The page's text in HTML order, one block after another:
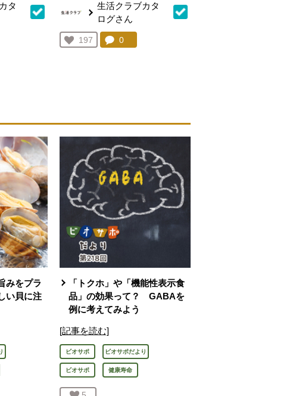
タ
：
メントを見る。
生活クラブカタ
ログさん
お気に入り登録：
197
人が登録
コメント：
0件。コメントを見る。
みをプラ
い貝に注
「トクホ」や「機能性表示食
品」の効果って？ GABAを
例に考えてみよう
[記事を読む]
ビオサポ ビオサポだより
ビオサポ 健康寿命